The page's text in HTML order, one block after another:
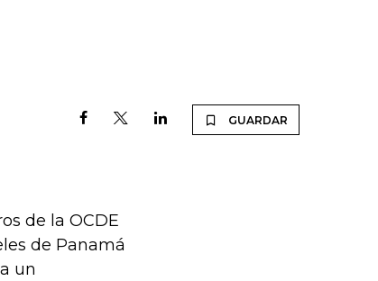
GUARDAR
de la OCDE
de Panamá
un